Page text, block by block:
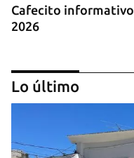
Cafecito
2026
Lo último